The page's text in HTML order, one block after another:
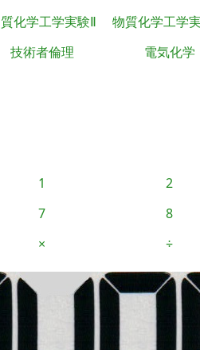
化学工学実験Ⅱ
物質化学工学
技術者倫理 電気化学
1
2
7
8
× ÷